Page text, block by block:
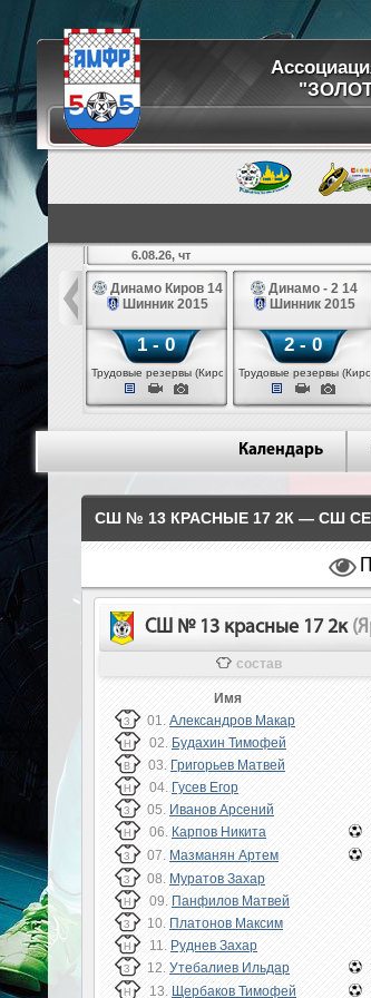
белые 14
6.08.26, чт
Динамо Киров 14
Шинник 2015
1 - 0
Трудовые резервы (Киров)
Динамо - 2 14
Шинник 2015
2 - 0
Трудовые резервы
Календарь
СШ № 13 КРАСНЫЕ 17 2К — СШ
СШ № 13 красные 17 2к
состав
Имя
З 01. Александров Макар
Н 02. Будахин Тимофей
В 03. Григорьев Матвей
Н 04. Гусев Егор
З 05. Иванов Арсений
Н 06. Карпов Никита
З 07. Мазманян Артем
З 08. Муратов Захар
Н 09. Панфилов Матвей
З 10. Платонов Максим
Н 11. Руднев Захар
З 12. Утебалиев Ильдар
Н 13. Щербаков Тимофей